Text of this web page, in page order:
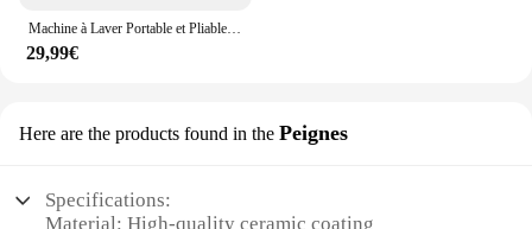
Machine à Laver Portable et Pliable de 8l avec essorage, Sèche-linge existent de 220V avec Centrifugeuse pour Sous-vêtements et Chaussettes
29,99€
Here are the products found in the Peignes
Specifications:
Material: High-quality ceramic coating